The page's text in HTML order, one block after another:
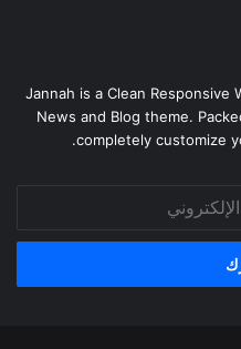
Jannah is a Clean Responsive
News and Blog theme.
completely customize